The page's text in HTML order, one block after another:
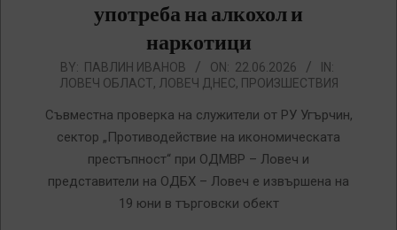
употреба на алкохол и
наркотици
2026-
22
BY: ПАВЛИН ИВАНОВ ON: 22.06.2026
IN:
ЛОВЕЧ ОБЛАСТ, ЛОВЕЧ ДНЕС, ПРОИЗШЕСТВИЯ
Съвместна проверка на служители от РУ Угърчин,
сектор „Противодействие на икономическата
престъпност“ при ОДМВР – Ловеч и
представители на ОДБХ – Ловеч е извършена на
19 юни в търговски обект